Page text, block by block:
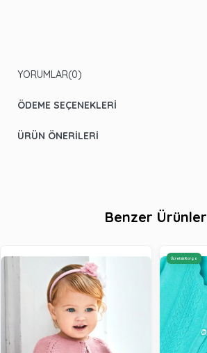
YORUMLAR(0)
ÖDEME SEÇENEKLERI
ÜRÜN ÖNERILERI
Benzer Ürünler
Ücretsiz Kargo